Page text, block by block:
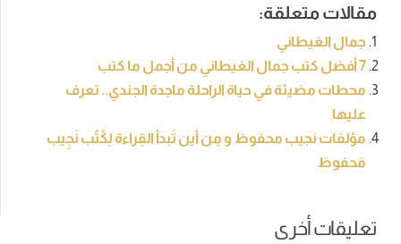
مقالات متعلقة:
جمال الغيطاني
7 أفضل كتب جمال الغيطاني من أجمل ما كتب
محطات مضيئة في حياة الراحلة ماجدة الجندي.. تعرف
عليها
مؤلفات نجيب محفوظ و مِن أين تَبدأ القِراءة لِكُتُب نَجِيب
مَحفوظ
تعليقات أخرى